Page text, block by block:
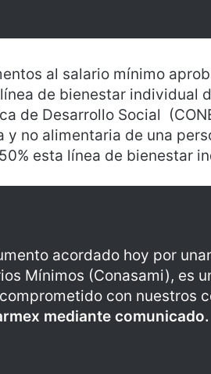
al salario mínimo
de bienestar individual
de Desarrollo Social
y no alimentaria de una
esta línea de bienestar
acordado hoy por
Mínimos (Conasami), es
con nuestros
mediante comunicado.